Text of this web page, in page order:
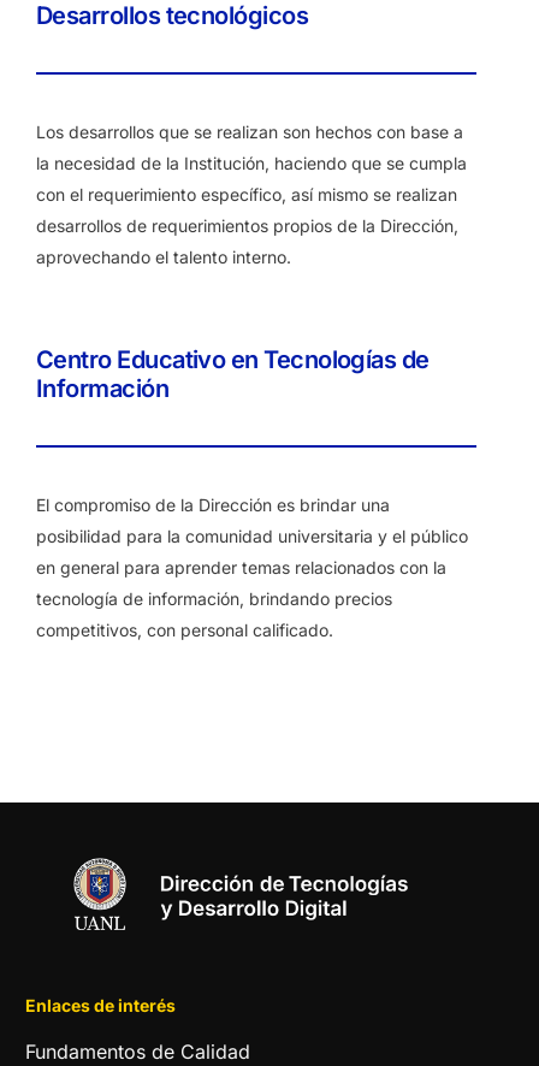
Desarrollos tecnológicos
Los desarrollos que se realizan son hechos con base a
la necesidad de la Institución, haciendo que se cumpla
con el requerimiento específico, así mismo se realizan
desarrollos de requerimientos propios de la Dirección,
aprovechando el talento interno.
Centro Educativo en Tecnologías de
Información
El compromiso de la Dirección es brindar una
posibilidad para la comunidad universitaria y el público
en general para aprender temas relacionados con la
tecnología de información, brindando precios
competitivos, con personal calificado.
Enlaces de interés
Fundamentos de Calidad